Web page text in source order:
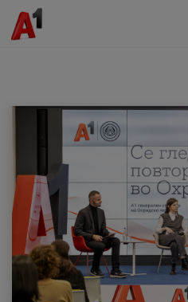
МК SQ
Приватни Деловни
Поддршка